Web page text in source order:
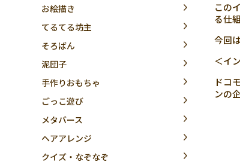
お絵描き
てるてる坊主
そろばん
泥団子
手作りおもちゃ
ごっこ遊び
メタバース
ヘアアレンジ
クイズ・なぞなぞ
この
る仕
今回
＜イ
ドコ
ンの